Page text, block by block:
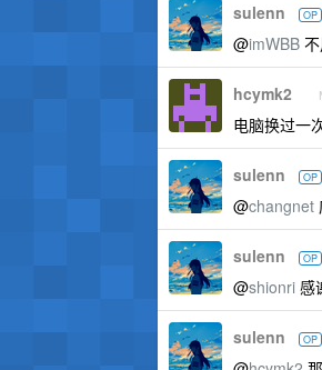
sulenn OP
@imWBB
hcymk2
电脑换过一
sulenn OP
@changnet
sulenn OP
@shionri 感
sulenn OP